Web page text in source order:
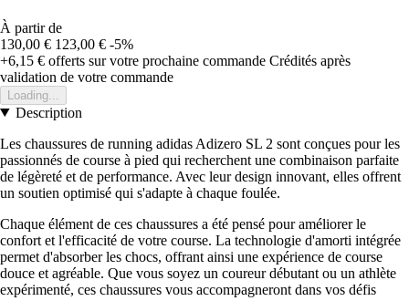
À partir de
130,00 € 123,00 € -5%
+6,15 € offerts sur votre prochaine commande Crédités après
validation de votre commande
Loading...
Description
Les chaussures de running adidas Adizero SL 2 sont conçues pour les
passionnés de course à pied qui recherchent une combinaison parfaite
de légèreté et de performance. Avec leur design innovant, elles offrent
un soutien optimisé qui s'adapte à chaque foulée.
Chaque élément de ces chaussures a été pensé pour améliorer le
confort et l'efficacité de votre course. La technologie d'amorti intégrée
permet d'absorber les chocs, offrant ainsi une expérience de course
douce et agréable. Que vous soyez un coureur débutant ou un athlète
expérimenté, ces chaussures vous accompagneront dans vos défis